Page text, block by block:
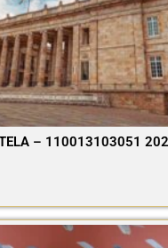
– 110013103051